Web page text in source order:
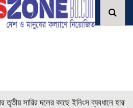
সারির দলের কাছে ইনিংস ব্যবধানে হারল